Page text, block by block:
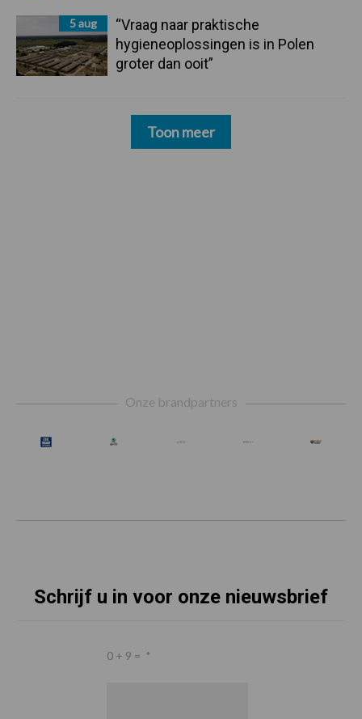
5 aug
“Vraag naar praktische
hygieneoplossingen is in Polen
groter dan ooit”
Toon meer
Onze brandpartners
Schrijf u in voor onze nieuwsbrief
0 + 9 = *